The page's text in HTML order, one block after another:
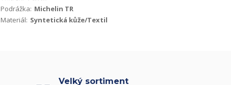
Podrážka: Michelin TR
Materiál: Syntetická kůže/Textil
Velký sortiment